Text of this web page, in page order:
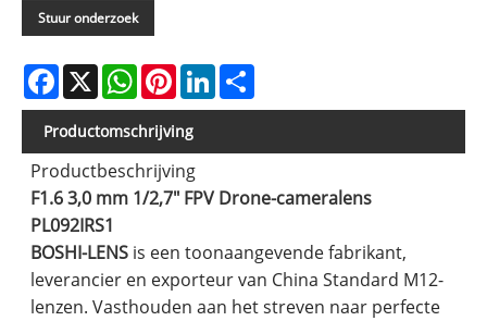
Stuur onderzoek
Facebook
X WhatsAppPinterestLinkedIn
Productomschrijving
Productbeschrijving
F1.6 3,0 mm 1/2,7" FPV Drone-cameralens
PL092IRS1
BOSHI-LENS is een toonaangevende fabrikant,
leverancier en exporteur van China Standard M12-
lenzen. Vasthouden aan het streven naar perfecte